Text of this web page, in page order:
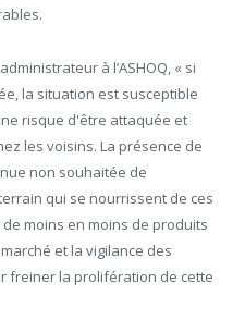
à l’ASHOQ, « si
la situation est susceptible
risque d'être attaquée et
les voisins. La présence de
non souhaitée de
qui se nourrissent de ces
moins en moins de produits
et la vigilance des
freiner la prolifération de cette